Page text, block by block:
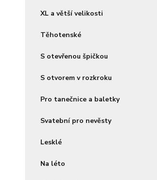
XL a větší velikosti
Těhotenské
S otevřenou špičkou
S otvorem v rozkroku
Pro tanečnice a baletky
Svatební pro nevěsty
Lesklé
Na léto